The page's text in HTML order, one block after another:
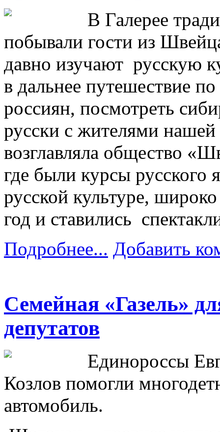
В Галерее
побывали гости из
давно изучают русскую
в дальнее путешествие
россиян, посмотреть
русски с жителями
возглавляла общество
где были курсы русского
русской культуре,
год и ставились
Подробнее... Добавить
Семейная «Газель»
депутатов
Единороссы
Козлов помогли
автомобиль.